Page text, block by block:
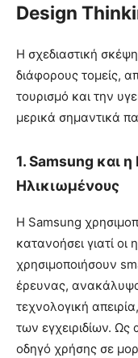
Design
Η σχεδιαστική
διάφορους τομείς,
τουρισμό και την
μερικά σημαντικά
1.Samsung και η
Ηλικιωμένους
Η Samsung
κατανοήσει γιατί οι
χρησιμοποιήσουν
έρευνας,
τεχνολογική
των εγχειριδίων.
οδηγό χρήσης σε